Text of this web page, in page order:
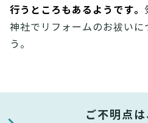
行うところもあるようです。
神社でリフォームのお祓いに
う。
ご不明点